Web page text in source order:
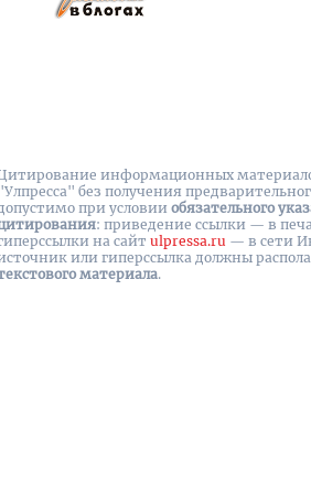
информационных
без получения
при условии обязательного
: приведение ссылки — в
на cайт ulpressa.ru — в сети
или гиперссылка должны
материала.